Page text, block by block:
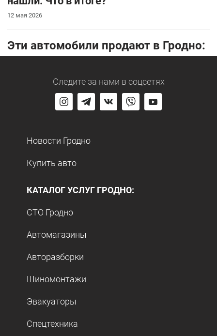
12 мая 2026
Эти автомобили продают в Гродно:
Следите за нами в соцсетях
Новости Гродно
Купить авто
КАТАЛОГ УСЛУГ ГРОДНО:
СТО Гродно
Автомагазины
Авторазборки
Шиномонтажи
Эвакуаторы
Спецтехника